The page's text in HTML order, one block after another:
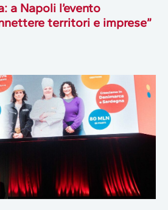
a Napoli l’evento
territori e imprese”